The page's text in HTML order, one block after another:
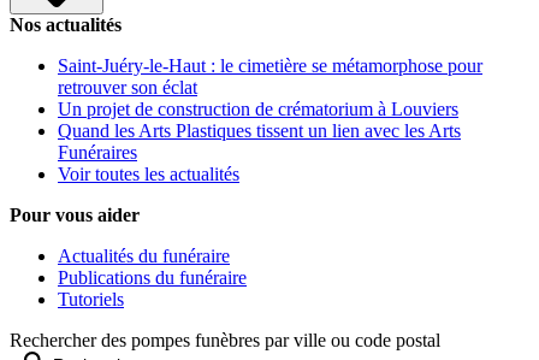
Nos actualités
Saint-Juéry-le-Haut : le cimetière se métamorphose pour
retrouver son éclat
Un projet de construction de crématorium à Louviers
Quand les Arts Plastiques tissent un lien avec les Arts
Funéraires
Voir toutes les actualités
Pour vous aider
Actualités du funéraire
Publications du funéraire
Tutoriels
Rechercher des pompes funèbres par ville ou code postal